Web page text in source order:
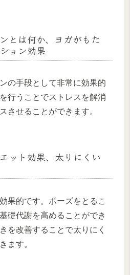
とは何か、ヨガがもた
ョン効果
の手段として非常に効果的
行うことでストレスを解消
させることができます。
ット効果、太りにくい
果的です。ポーズをとるこ
礎代謝を高めることができ
を改善することで太りにく
ます。